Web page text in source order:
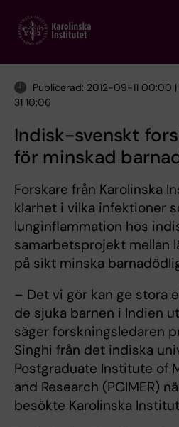
main
Publicerad: 2012-09-11 00:00
31 10:06
Indisk-svenskt
för minskad
Forskare från Karolinska
klarhet i vilka infektioner
lunginflammation hos
samarbetsprojekt mellan
på sikt minska
– Det vi gör kan ge stora
de sjuka barnen i Indien
säger forskningsledaren
Singhi från det indiska
Postgraduate Institute of
and Research (PGIMER)
besökte Karolinska